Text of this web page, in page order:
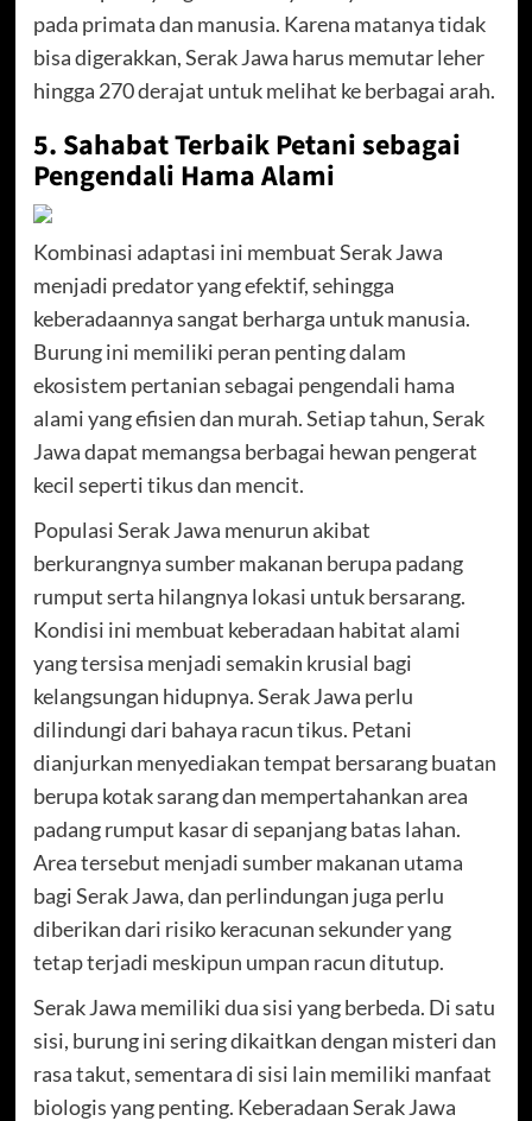
pada primata dan manusia. Karena matanya tidak
bisa digerakkan, Serak Jawa harus memutar leher
hingga 270 derajat untuk melihat ke berbagai arah.
5. Sahabat Terbaik Petani sebagai
Pengendali Hama Alami
Kombinasi adaptasi ini membuat Serak Jawa
menjadi predator yang efektif, sehingga
keberadaannya sangat berharga untuk manusia.
Burung ini memiliki peran penting dalam
ekosistem pertanian sebagai pengendali hama
alami yang efisien dan murah. Setiap tahun, Serak
Jawa dapat memangsa berbagai hewan pengerat
kecil seperti tikus dan mencit.
Populasi Serak Jawa menurun akibat
berkurangnya sumber makanan berupa padang
rumput serta hilangnya lokasi untuk bersarang.
Kondisi ini membuat keberadaan habitat alami
yang tersisa menjadi semakin krusial bagi
kelangsungan hidupnya. Serak Jawa perlu
dilindungi dari bahaya racun tikus. Petani
dianjurkan menyediakan tempat bersarang buatan
berupa kotak sarang dan mempertahankan area
padang rumput kasar di sepanjang batas lahan.
Area tersebut menjadi sumber makanan utama
bagi Serak Jawa, dan perlindungan juga perlu
diberikan dari risiko keracunan sekunder yang
tetap terjadi meskipun umpan racun ditutup.
Serak Jawa memiliki dua sisi yang berbeda. Di satu
sisi, burung ini sering dikaitkan dengan misteri dan
rasa takut, sementara di sisi lain memiliki manfaat
biologis yang penting. Keberadaan Serak Jawa